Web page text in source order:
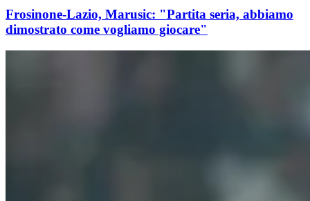
Frosinone-Lazio, Marusic: "Partita seria, abbiamo
dimostrato come vogliamo giocare"